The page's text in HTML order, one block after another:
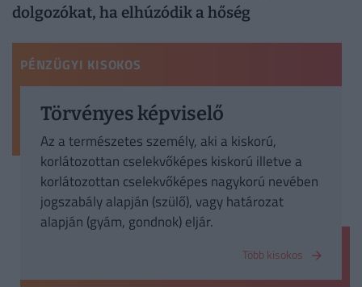
dolgozókat, ha elhúzódik a hőség
PÉNZÜGYI KISOKOS
Törvényes képviselő
Az a természetes személy, aki a kiskorú,
korlátozottan cselekvőképes kiskorú illetve a
korlátozottan cselekvőképes nagykorú nevében
jogszabály alapján (szülő), vagy határozat
alapján (gyám, gondnok) eljár.
Több kisokos